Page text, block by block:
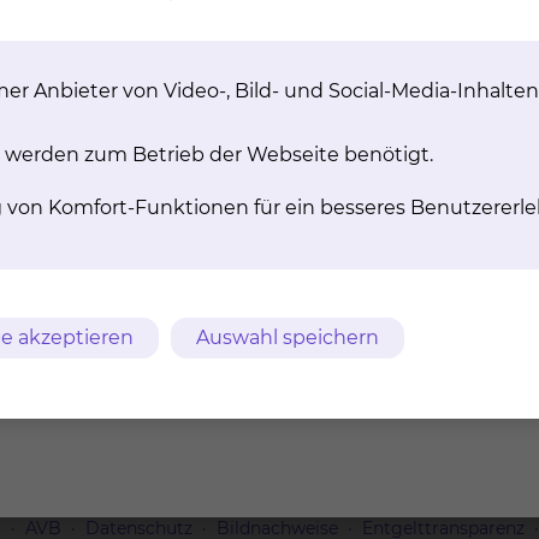
mehr
MYH11
NPM1 (Mu­ta­ti­on
AVB Datenschutz Bildnachweise Entgelttransparenz
Anbieter von Video-, Bild- und Social-Media-
werden zum Betrieb der Webseite benötigt.
Komfort-Funktionen für ein besseres
akzeptieren Auswahl speichern